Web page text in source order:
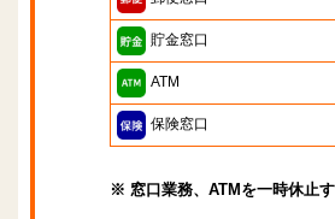
貯金窓口
ATM
保険窓口
※ 窓口業務、ATMを一時休止す